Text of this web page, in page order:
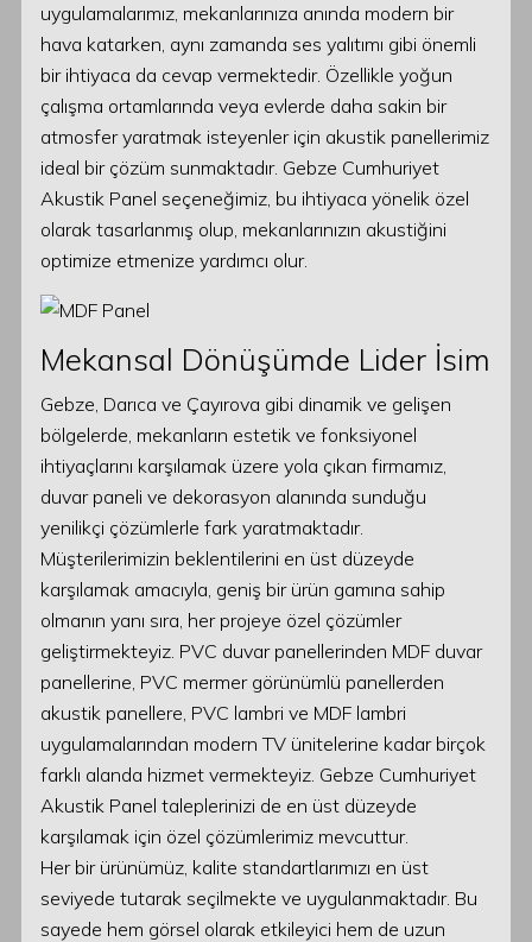
uygulamalarımız, mekanlarınıza anında modern bir
hava katarken, aynı zamanda ses yalıtımı gibi önemli
bir ihtiyaca da cevap vermektedir. Özellikle yoğun
çalışma ortamlarında veya evlerde daha sakin bir
atmosfer yaratmak isteyenler için akustik panellerimiz
ideal bir çözüm sunmaktadır. Gebze Cumhuriyet
Akustik Panel seçeneğimiz, bu ihtiyaca yönelik özel
olarak tasarlanmış olup, mekanlarınızın akustiğini
optimize etmenize yardımcı olur.
Mekansal Dönüşümde Lider İsim
Gebze, Darıca ve Çayırova gibi dinamik ve gelişen
bölgelerde, mekanların estetik ve fonksiyonel
ihtiyaçlarını karşılamak üzere yola çıkan firmamız,
duvar paneli ve dekorasyon alanında sunduğu
yenilikçi çözümlerle fark yaratmaktadır.
Müşterilerimizin beklentilerini en üst düzeyde
karşılamak amacıyla, geniş bir ürün gamına sahip
olmanın yanı sıra, her projeye özel çözümler
geliştirmekteyiz. PVC duvar panellerinden MDF duvar
panellerine, PVC mermer görünümlü panellerden
akustik panellere, PVC lambri ve MDF lambri
uygulamalarından modern TV ünitelerine kadar birçok
farklı alanda hizmet vermekteyiz. Gebze Cumhuriyet
Akustik Panel taleplerinizi de en üst düzeyde
karşılamak için özel çözümlerimiz mevcuttur.
Her bir ürünümüz, kalite standartlarımızı en üst
seviyede tutarak seçilmekte ve uygulanmaktadır. Bu
sayede hem görsel olarak etkileyici hem de uzun